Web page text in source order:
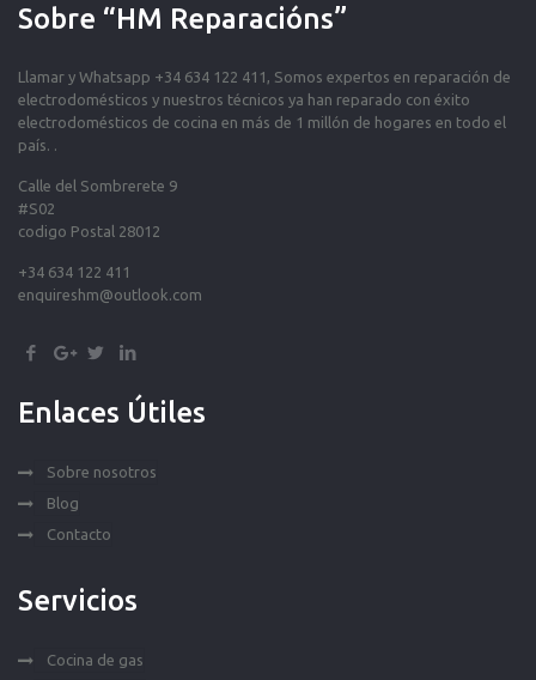
Sobre “HM Reparacións”
Llamar y Whatsapp +34 634 122 411, Somos expertos en reparación de
electrodomésticos y nuestros técnicos ya han reparado con éxito
electrodomésticos de cocina en más de 1 millón de hogares en todo el
país. .
Calle del Sombrerete 9
#S02
codigo Postal 28012
+34 634 122 411
enquireshm@outlook.com
Enlaces Útiles
Sobre nosotros
Blog
Contacto
Servicios
Cocina de gas